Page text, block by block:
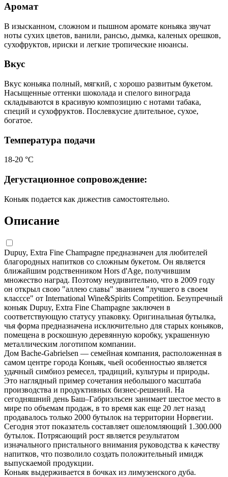
Аромат
В изысканном, сложном и пышном аромате коньяка звучат
ноты сухих цветов, ванили, рансьо, дымка, каленых орешков,
сухофруктов, ириски и легкие тропические нюансы.
Вкус
Вкус коньяка полный, мягкий, с хорошо развитым букетом.
Насыщенные оттенки шоколада и спелого винограда
складываются в красивую композицию с нотами табака,
специй и сухофруктов. Послевкусие длительное, сухое,
богатое.
Температура подачи
18-20 °С
Дегустационное сопровождение:
Коньяк подается как дижестив самостоятельно.
Описание
Dupuy, Extra Fine Champagne предназначен для любителей
благородных напитков со сложным букетом. Он является
ближайшим родственником Hors d'Age, получившим
множество наград. Поэтому неудивительно, что в 2009 году
он открыл свою "аллею славы" званием "лучшего в своем
класссе" от International Wine&Spirits Competition. Безупречный
коньяк Dupuy, Extra Fine Champagne заключен в
соответствующую статусу упаковку. Оригинальная бутылка,
чья форма предназначена исключительно для старых коньяков,
помещена в роскошную деревянную коробку, украшенную
металлическим логотипом компании.
Дом Bache-Gabrielsen — семейная компания, расположенная в
самом центре города Коньяк, чьей особенностью является
удачный симбиоз ремесел, традиций, культуры и природы.
Это наглядный пример сочетания небольшого масштаба
производства и продуктивных бизнес-решений. На
сегодняшний день Баш–Габриэльсен занимает шестое место в
мире по объемам продаж, в то время как еще 20 лет назад
продавалось только 2000 бутылок на территории Норвегии.
Сегодня этот показатель составляет ошеломляющий 1.300.000
бутылок. Потрясающий рост является результатом
изначального пристального внимания руководства к качеству
напитков, что позволило создать положительный имидж
выпускаемой продукции.
Коньяк выдерживается в бочках из лимузенского дуба.